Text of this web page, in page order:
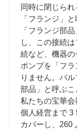
同時に閉じら
「フランジ」
「フランジ部
し、この接続
続など、機器
ポンプを「フ
りません。バ
部品」と呼ぶこ
私たちの宝華
個人経営まで 3
カバーし、260